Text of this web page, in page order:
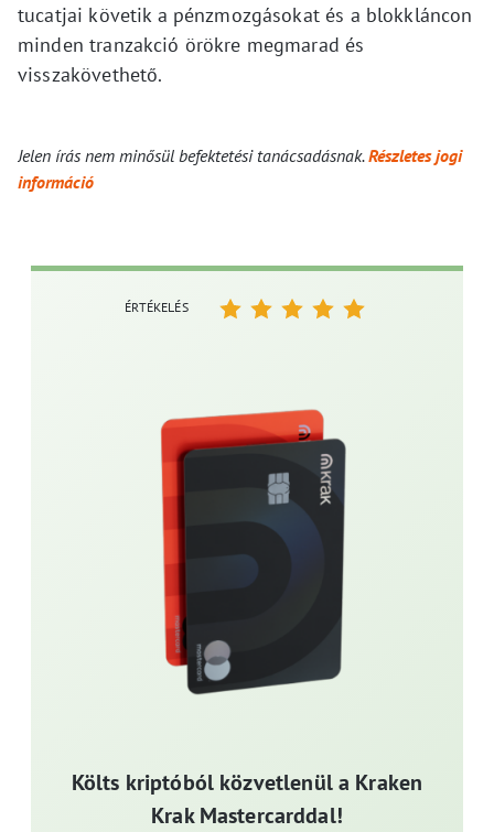
tucatjai követik a pénzmozgásokat és a blokkláncon
minden tranzakció örökre megmarad és
visszakövethető.
Jelen írás nem minősül befektetési tanácsadásnak.Részletes jogi
információ
Költs kriptóból közvetlenül a Kraken
Krak Mastercarddal!
ÉRTÉKELÉS